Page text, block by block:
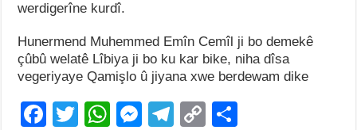
werdigerîne kurdî.
Hunermend Muhemmed Emîn Cemîl ji bo demekê
çûbû welatê Lîbiya ji bo ku kar bike, niha dîsa
vegeriyaye Qamişlo û jiyana xwe berdewam dike
F
T
W
M
T
C